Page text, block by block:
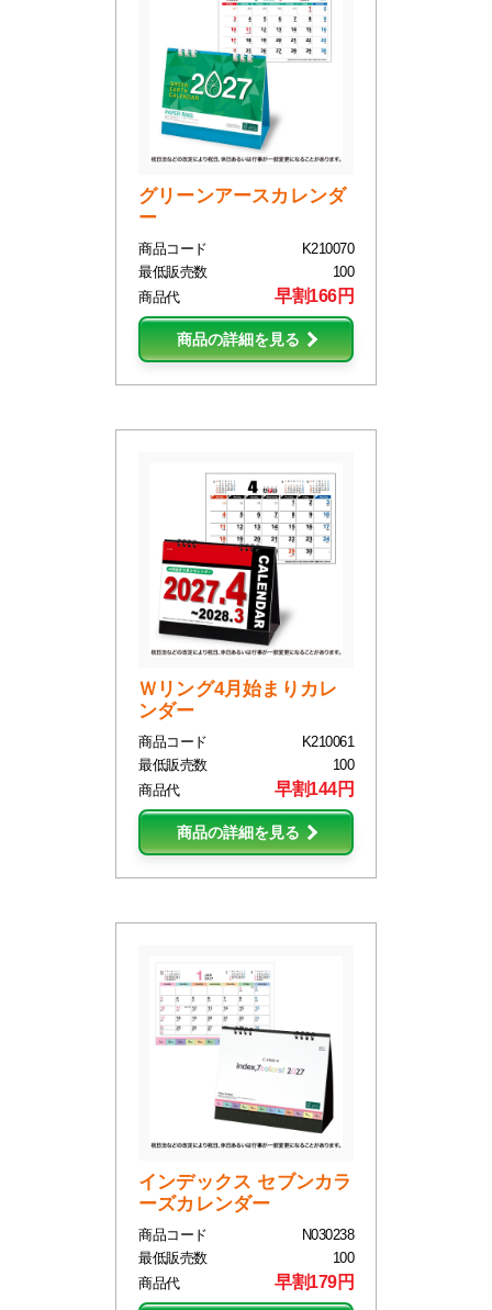
グリーンアースカレンダ
ー
商品コード
K210070
最低販売数
100
商品代
早割166円
商品の詳細を見る
Ｗリング4月始まりカレ
ンダー
商品コード
K210061
最低販売数
100
商品代
早割144円
商品の詳細を見る
インデックス セブンカラ
ーズカレンダー
商品コード
N030238
最低販売数
100
商品代
早割179円